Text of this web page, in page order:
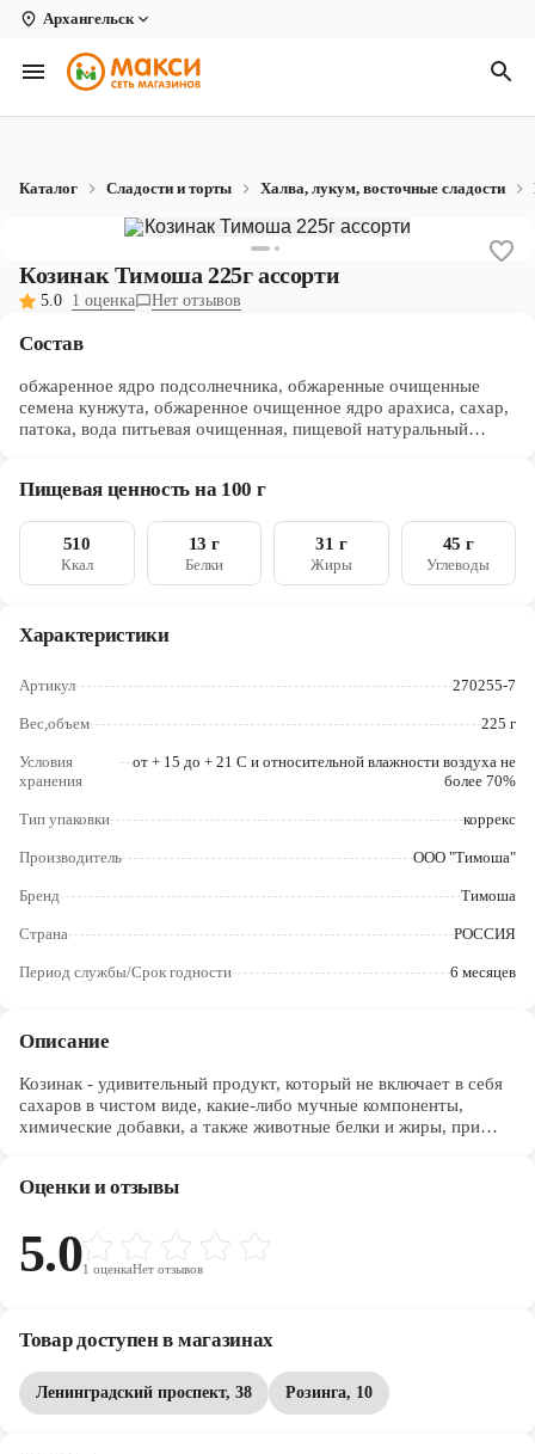
Архангельск
Вологда
Архангельск
Коряжма
Котлас
Новодвинск
Северодвинск
Череповец
Каталог Сладости и торты Халва, лукум, восточные сладости
Козинак Тимоша 225г ассорти
5.0 1 оценка Нет отзывов
Состав
обжаренное ядро подсолнечника, обжаренные очищенные
семена кунжута, обжаренное очищенное ядро арахиса, сахар,
патока, вода питьевая очищенная, пищевой натуральный
Пищевая ценность на 100 г
510
Ккал
13 г
Белки
31 г
Жиры
45 г
Углеводы
Характеристики
Артикул 270255-7
Вес,объем 225 г
Условия
хранения
от + 15 до + 21 С и относительной влажности воздуха не
более 70%
Тип упаковки коррекс
Производитель ООО "Тимоша"
Бренд Тимоша
Страна РОССИЯ
Период службы/Срок годности 6 месяцев
Описание
Козинак - удивительный продукт, который не включает в себя
сахаров в чистом виде, какие-либо мучные компоненты,
химические добавки, а также животные белки и жиры, при
орехов и мёда.
Оценки и отзывы
5.01 оценкаНет отзывов
Товар доступен в магазинах
Ленинградский проспект, 38 Розинга, 10